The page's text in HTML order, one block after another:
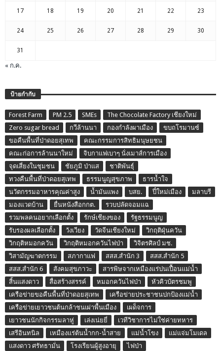
17 18 19 20 21 22 23
24 25 26 27 28 29 30
31
« ก.ค.
ป้ายกำกับ
Forest Farm PM 2.5 SMEs
The Chocolate Factory เชียงใหม่
Zero sugar bread
กวีล้านนา กองกำลังผาเมือง
ขบถโรมานซ์
ขอคืนพื้นที่ป่าดอยสุเทพ
คณะกรรมการสิทธิมนุษยชน
คณะก่อการล้านนาใหม่
จิบกาแฟเบาๆ นั่งเมาส์การเมือง
จุดเสี่ยงในชุมชน
ชัยภูมิ ป่าแส
ชาติพันธุ์
ทวงคืนพื้นที่ป่าดอยสุเทพ
ธรรมนูญสุขภาพ
ธารน้ำใจ
นวัตกรรมอาหารคุณค่าสูง
น้ำมันแพง บสย. ปี๋ใหม่เมือง
มลาบรี
มองแวดบ้าน
ยื่นหนังสือกกต.
รวบปลัดจอมแฉ
รวมพลคนอยากเลือกตั้ง
รักษ์เชียงของ
รัฐธรรมนูญ
รับรองผลเลือกตั้ง
วังเวียง วัดจีนเชียงใหม่
วิกฤติฝุ่นควัน
วิกฤติหมอกควัน
วิกฤติหมอกควันไฟป่า
วิจิตรศิลป์ มช.
วิสามัญฆาตกรรม
สภากาแฟ สสส.สำนัก 3
สสส.สำนัก 5
สสส.สำนัก 6
สังคมสุขภาวะ
สารพิษจากเหมืองแร่ปนเปื้อนแม่น้ำ
สิ้นแสงดาว
สื่อสร้างสรรค์ หมอกควันไฟป่า
หัวคิวบัตรชมพู
เครือข่ายขอคืนพื้นที่ป่าดอยสุเทพ
เครือข่ายประชาชนปกป้องแม่น้ำ
เครือข่ายเยาวชนต้นกล้าชนเผ่าพื้นเมือง
เผด็จการ
เยาวชนนักกิจกรรมลาหู่
เล่งเน่ยยี่
เวทีวิชาการไม่ใช่ค่ายทหาร
เสรีอินทนิล
เหมืองแร่ต้นน้ำกก-น้ำสาย แม่น้ำโขง
แม่แจ่มโมเดล
แสงดาว ศรัทธามั่น
โรงเรียนผู้สูงอายุ ไฟป่า